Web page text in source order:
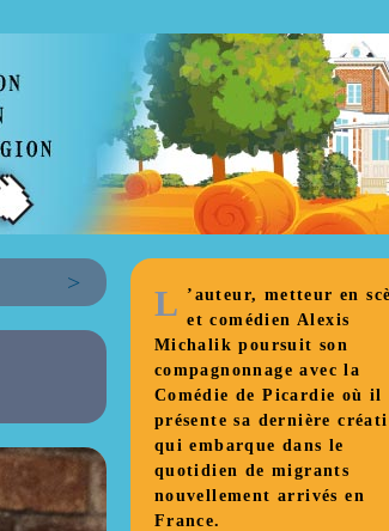
>
L ’auteur, metteur en
et comédien Alexis
Michalik poursuit son
compagnonnage avec la
Comédie de Picardie où il
présente sa dernière
qui embarque dans le
quotidien de migrants
nouvellement arrivés en
France.